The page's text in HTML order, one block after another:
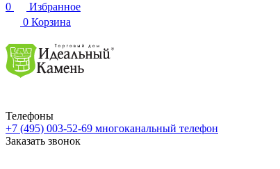
0
Избранное
0 Корзина
Телефоны
+7 (495) 003-52-69 многоканальный телефон
Заказать звонок